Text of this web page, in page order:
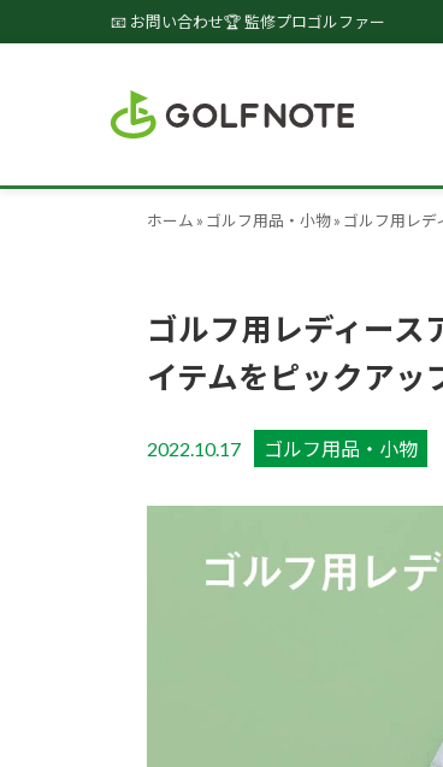
📧 お問い合わせ🏆 監修プロゴルファー
ホーム » ゴルフ用品・小物» ゴルフ用レデ
ゴルフ用レディー
イテムをピックアッ
2022.10.17 ゴルフ用品・小物